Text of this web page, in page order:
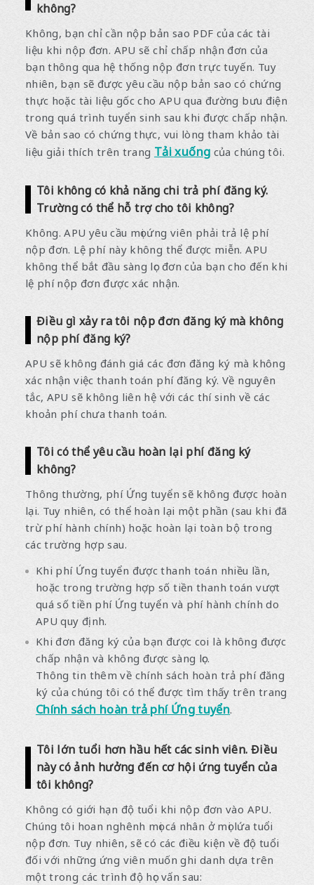
không?
Không, bạn chỉ cần nộp bản sao PDF của các tài
liệu khi nộp đơn. APU sẽ chỉ chấp nhận đơn của
bạn thông qua hệ thống nộp đơn trực tuyến. Tuy
nhiên, bạn sẽ được yêu cầu nộp bản sao có chứng
thực hoặc tài liệu gốc cho APU qua đường bưu điện
trong quá trình tuyển sinh sau khi được chấp nhận.
Về bản sao có chứng thực, vui lòng tham khảo tài
liệu giải thích trên trang Tải xuống của chúng tôi.
Tôi không có khả năng chi trả phí đăng ký.
Trường có thể hỗ trợ cho tôi không?
Không. APU yêu cầu mọi ứng viên phải trả lệ phí
nộp đơn. Lệ phí này không thể được miễn. APU
không thể bắt đầu sàng lọc đơn của bạn cho đến khi
lệ phí nộp đơn được xác nhận.
Điều gì xảy ra tôi nộp đơn đăng ký mà không
nộp phí đăng ký?
APU sẽ không đánh giá các đơn đăng ký mà không
xác nhận việc thanh toán phí đăng ký. Về nguyên
tắc, APU sẽ không liên hệ với các thí sinh về các
khoản phí chưa thanh toán.
Tôi có thể yêu cầu hoàn lại phí đăng ký
không?
Thông thường, phí Ứng tuyển sẽ không được hoàn
lại. Tuy nhiên, có thể hoàn lại một phần (sau khi đã
trừ phí hành chính) hoặc hoàn lại toàn bộ trong
các trường hợp sau.
Khi phí Ứng tuyển được thanh toán nhiều lần,
hoặc trong trường hợp số tiền thanh toán vượt
quá số tiền phí Ứng tuyển và phí hành chính do
APU quy định.
Khi đơn đăng ký của bạn được coi là không được
chấp nhận và không được sàng lọc.
Thông tin thêm về chính sách hoàn trả phí đăng
ký của chúng tôi có thể được tìm thấy trên trang
Chính sách hoàn trả phí Ứng tuyển.
Tôi lớn tuổi hơn hầu hết các sinh viên. Điều
này có ảnh hưởng đến cơ hội ứng tuyển của
tôi không?
Không có giới hạn độ tuổi khi nộp đơn vào APU.
Chúng tôi hoan nghênh mọi cá nhân ở mọi lứa tuổi
nộp đơn. Tuy nhiên, sẽ có các điều kiện về độ tuổi
đối với những ứng viên muốn ghi danh dựa trên
một trong các trình độ học vấn sau: